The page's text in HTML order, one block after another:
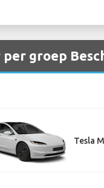
groep
Tesla